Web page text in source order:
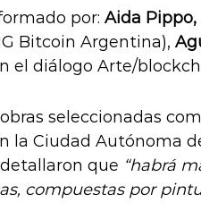
por: Aida
Bitcoin Argentina),
el diálogo Arte/
seleccionadas
la Ciudad Autónoma
que “habrá
compuestas por